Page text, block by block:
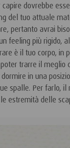
dovrebbe
del tuo attuale
pertanto avrai
feeling più rigido,
è il tuo corpo, in
trarre il meglio
in una
spalle. Per farlo,
estremità delle